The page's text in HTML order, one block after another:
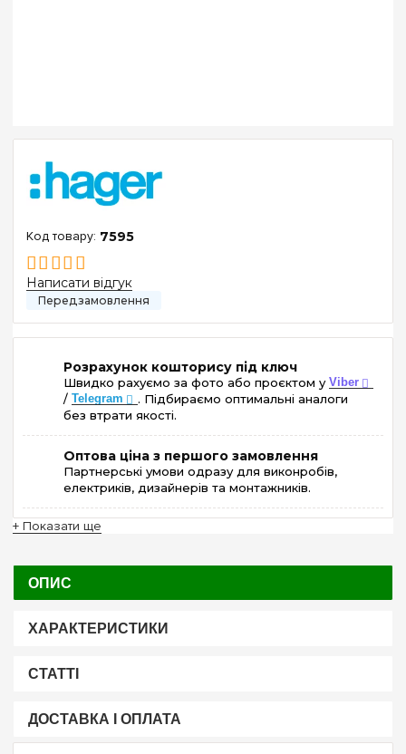
7595
Написати відгук
Розрахунок кошторису під ключ
Швидко рахуємо за фото або проєктом у Viber
/ Telegram
. Підбираємо оптимальні аналоги
без втрати якості.
Оптова ціна з першого замовлення
Партнерські умови одразу для виконробів,
електриків, дизайнерів та монтажників.
+ Показати ще
ОПИС
ХАРАКТЕРИСТИКИ
СТАТТІ
ДОСТАВКА І ОПЛАТА